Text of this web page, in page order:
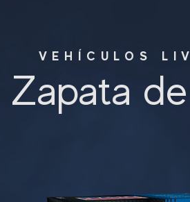
VEHÍCULOS
Zapata